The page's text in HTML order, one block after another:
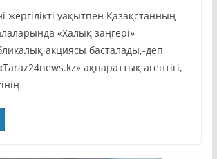
жергілікті уақытпен Қазақстанның
«Халық заңгері»
акциясы басталады,-деп
ақпараттық агентігі,